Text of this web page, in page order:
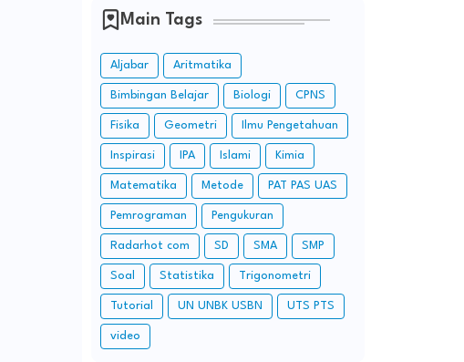
Main Tags
Aljabar Aritmatika
Bimbingan Belajar Biologi CPNS
Fisika Geometri Ilmu Pengetahuan
Inspirasi IPA Islami Kimia
Matematika Metode PAT PAS UAS
Pemrograman Pengukuran
Radarhot com SD SMA SMP
Soal Statistika Trigonometri
Tutorial UN UNBK USBN UTS PTS
video